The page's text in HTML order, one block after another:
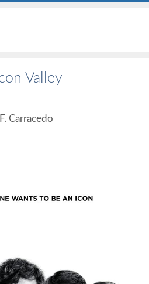
Valley
Carracedo